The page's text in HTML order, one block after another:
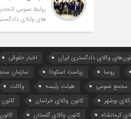
روابط عمومی
های وکلای
وکلای دادگستری ایران اخبار حقوقی
روسا ریاست اسکودا سازمان
مجمع عمومی هیئت رئیسه وکالت
بوشهر کانون وکلای خراسان
کرمانشاه کانون وکلای گلستان